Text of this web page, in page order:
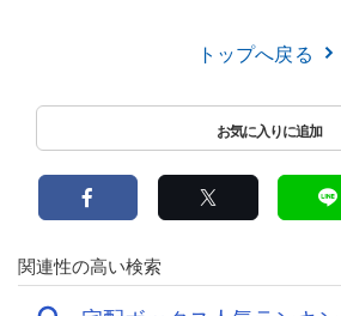
トップへ戻る